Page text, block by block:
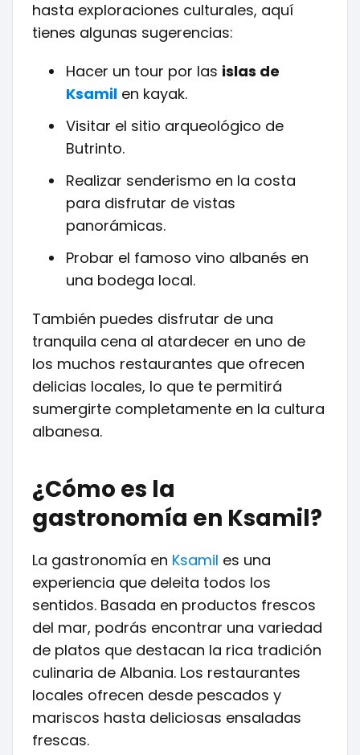
hasta exploraciones culturales, aquí
tienes algunas sugerencias:
Hacer un tour por las islas de
Ksamil en kayak.
Visitar el sitio arqueológico de
Butrinto.
Realizar senderismo en la costa
para disfrutar de vistas
panorámicas.
Probar el famoso vino albanés en
una bodega local.
También puedes disfrutar de una
tranquila cena al atardecer en uno de
los muchos restaurantes que ofrecen
delicias locales, lo que te permitirá
sumergirte completamente en la cultura
albanesa.
¿Cómo es la
gastronomía en Ksamil?
La gastronomía en Ksamil es una
experiencia que deleita todos los
sentidos. Basada en productos frescos
del mar, podrás encontrar una variedad
de platos que destacan la rica tradición
culinaria de Albania. Los restaurantes
locales ofrecen desde pescados y
mariscos hasta deliciosas ensaladas
frescas.